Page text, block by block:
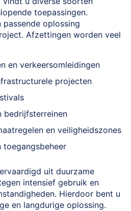
toepassingen.
oplossing
Afzettingen worden veel
en verkeersomleidingen
projecten
bedrijfsterreinen
en veiligheidszones
toegangsbeheer
uit duurzame
intensief gebruik en
Hierdoor bent u
en langdurige oplossing.